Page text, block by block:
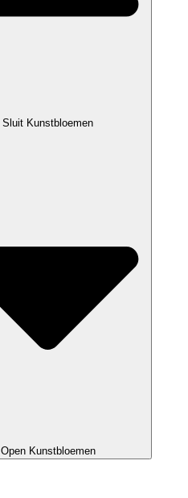
Sluit Kunstbloemen
Open Kunstbloemen